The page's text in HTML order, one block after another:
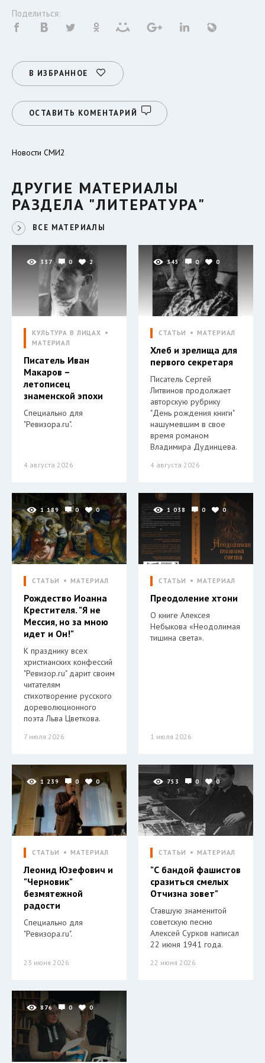
Поделиться:
В ИЗБРАННОЕ
ОСТАВИТЬ КОМЕНТАРИЙ
Новости СМИ2
ДРУГИЕ МАТЕРИАЛЫ
РАЗДЕЛА "ЛИТЕРАТУРА"
ВСЕ МАТЕРИАЛЫ
337 0 2
КУЛЬТУРА В ЛИЦАХ
МАТЕРИАЛ
Писатель Иван
Макаров –
летописец
знаменской эпохи
Специально для
"Ревизора.ru".
4 августа 2026
345 0 0
СТАТЬИ МАТЕРИАЛ
Хлеб и зрелища для
первого секретаря
Писатель Сергей
Литвинов продолжает
авторскую рубрику
"День рождения книги"
нашумевшим в свое
время романом
Владимира Дудинцева.
4 августа 2026
1 189 0 0
СТАТЬИ МАТЕРИАЛ
Рождество Иоанна
Крестителя. "Я не
Мессия, но за мною
идет и Он!"
К празднику всех
христианских конфессий
"Ревизор.ru" дарит своим
читателям
стихотворение русского
дореволюционного
поэта Льва Цветкова.
7 июля 2026
1 038 0 0
СТАТЬИ МАТЕРИАЛ
Преодоление хтони
О книге Алексея
Небыкова «Неодолимая
тишина света».
1 июля 2026
1 239 0 0
СТАТЬИ МАТЕРИАЛ
Леонид Юзефович и
"Черновик"
безмятежной
радости
Специально для
"Ревизора.ru".
23 июня 2026
753 0 0
СТАТЬИ МАТЕРИАЛ
"С бандой фашистов
сразиться смелых
Отчизна зовет"
Ставшую знаменитой
советскую песню
Алексей Сурков написал
22 июня 1941 года.
22 июня 2026
876 0 0